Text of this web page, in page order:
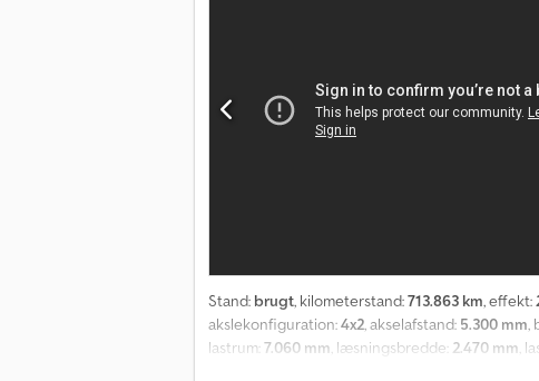
Stand: brugt, kilometerstand:713.863 km, effekt:
akslekonfiguration:4x2, akselafstand: 5.300 mm,
lastrum:7.060 mm, læsningsbredde: 2.470 mm,
Dækmål: 315/70R22,5 Foraksel: Affjedring: